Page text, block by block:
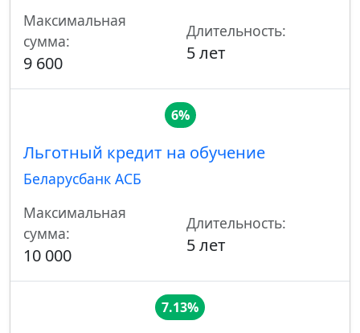
Максимальная
сумма:
9 600
Длительность:
5 лет
6%
Льготный кредит на обучение
Беларусбанк АСБ
Максимальная
сумма:
10 000
Длительность:
5 лет
7.13%